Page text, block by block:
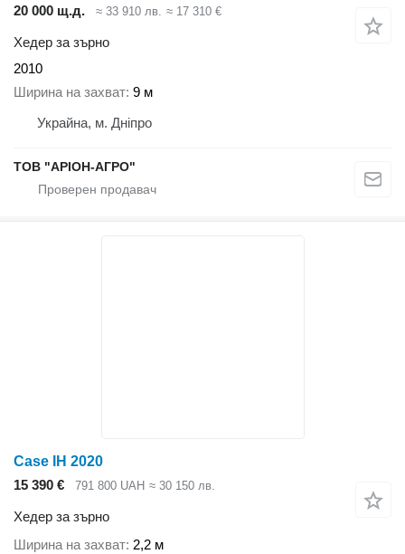
20 000 щ.д.
≈ 33 910 лв. ≈ 17 310 €
Хедер за зърно
2010
Ширина на захват 9 м
Украйна, м. Дніпро
ТОВ "АРІОН-АГРО"
Case IH 2020
15 390 €
791 800 UAH ≈ 30 150 лв.
Хедер за зърно
Ширина на захват 2,2 м